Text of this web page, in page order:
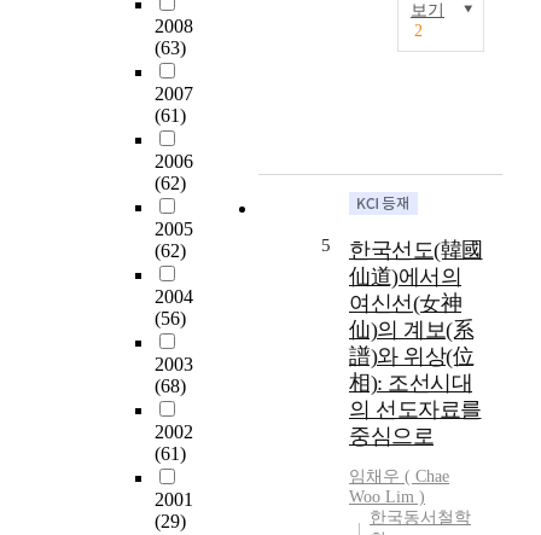
2008
(63)
2007
(61)
2006
(62)
2005
(62)
2004
(56)
2003
(68)
2002
(61)
2001
(29)
성
보기
2
5
한국선도(韓國
仙道)에서의
여신선(女神
仙)의 계보(系
譜)와 위상(位
相): 조선시대
의 선도자료를
중심으로
임채우 ( Chae
Woo Lim )
한국동서철학